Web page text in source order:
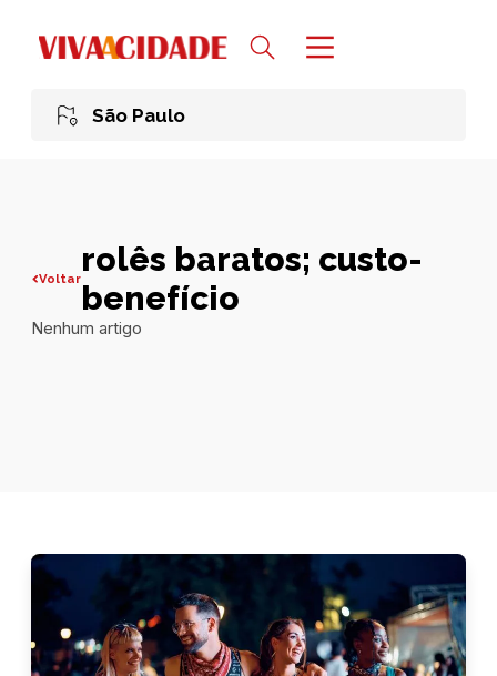
São Paulo
Voltarrolês baratos; custo-
benefício
Nenhum artigo